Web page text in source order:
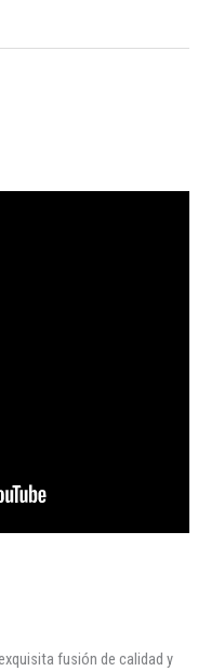
fusión de calidad y